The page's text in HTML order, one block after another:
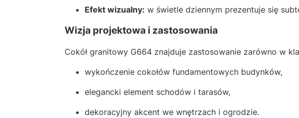
Efekt wizualny: w świetle dziennym prezentuje się
Wizja projektowa i zastosowania
Cokół granitowy G664 znajduje zastosowanie zarówno w
wykończenie cokołów fundamentowych budynków,
elegancki element schodów i tarasów,
dekoracyjny akcent we wnętrzach i ogrodzie.